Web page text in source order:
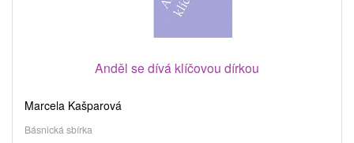
Anděl se dívá klíčovou dírkou
Marcela Kašparová
Básnická sbírka